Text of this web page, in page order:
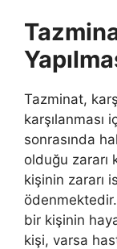
Tazminat,
karşılanması
sonrasında
olduğu zararı
kişinin zararı
bir kişinin
kişi, varsa